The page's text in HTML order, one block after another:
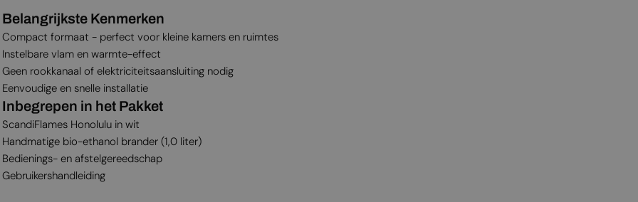
Belangrijkste Kenmerken
Compact formaat - perfect voor kleine kamers en ruimtes
Instelbare vlam en warmte-effect
Geen rookkanaal of elektriciteitsaansluiting nodig
Eenvoudige en snelle installatie
Inbegrepen in het Pakket
ScandiFlames Honolulu in wit
Handmatige bio-ethanol brander (1,0 liter)
Bedienings- en afstelgereedschap
Gebruikershandleiding